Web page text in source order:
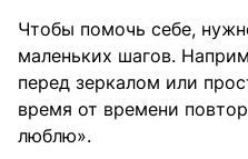
Чтобы помочь себе,
маленьких шагов.
перед зеркалом или
время от времени
люблю».